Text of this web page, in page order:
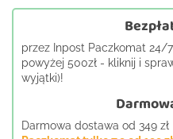
przez Inpost Paczkomat 24/
powyżej 500zł - kliknij i
wyjątki)!
Darmowa dostawa od 349 zł